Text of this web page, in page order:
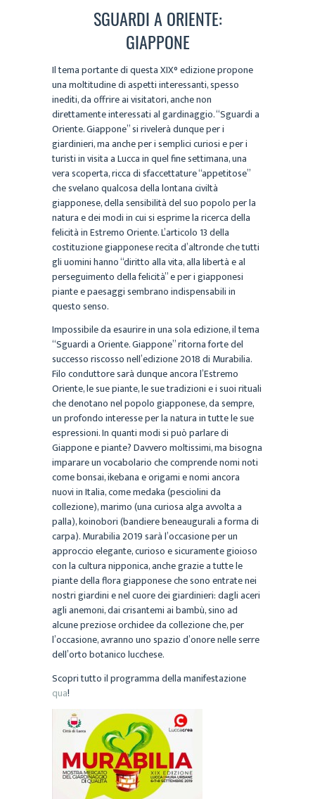
SGUARDI A ORIENTE:
GIAPPONE
Il tema portante di questa XIX° edizione propone
una moltitudine di aspetti interessanti, spesso
inediti, da offrire ai visitatori, anche non
direttamente interessati al gardinaggio. “Sguardi a
Oriente. Giappone” si rivelerà dunque per i
giardinieri, ma anche per i semplici curiosi e per i
turisti in visita a Lucca in quel fine settimana, una
vera scoperta, ricca di sfaccettature “appetitose”
che svelano qualcosa della lontana civiltà
giapponese, della sensibilità del suo popolo per la
natura e dei modi in cui si esprime la ricerca della
felicità in Estremo Oriente. L’articolo 13 della
costituzione giapponese recita d’altronde che tutti
gli uomini hanno “diritto alla vita, alla libertà e al
perseguimento della felicità” e per i giapponesi
piante e paesaggi sembrano indispensabili in
questo senso.
Impossibile da esaurire in una sola edizione, il tema
“Sguardi a Oriente. Giappone” ritorna forte del
successo riscosso nell’edizione 2018 di Murabilia.
Filo conduttore sarà dunque ancora l’Estremo
Oriente, le sue piante, le sue tradizioni e i suoi rituali
che denotano nel popolo giapponese, da sempre,
un profondo interesse per la natura in tutte le sue
espressioni. In quanti modi si può parlare di
Giappone e piante? Davvero moltissimi, ma bisogna
imparare un vocabolario che comprende nomi noti
come bonsai, ikebana e origami e nomi ancora
nuovi in Italia, come medaka (pesciolini da
collezione), marimo (una curiosa alga avvolta a
palla), koinobori (bandiere beneaugurali a forma di
carpa). Murabilia 2019 sarà l’occasione per un
approccio elegante, curioso e sicuramente gioioso
con la cultura nipponica, anche grazie a tutte le
piante della flora giapponese che sono entrate nei
nostri giardini e nel cuore dei giardinieri: dagli aceri
agli anemoni, dai crisantemi ai bambù, sino ad
alcune preziose orchidee da collezione che, per
l’occasione, avranno uno spazio d’onore nelle serre
dell’orto botanico lucchese.
Scopri tutto il programma della manifestazione
qua!